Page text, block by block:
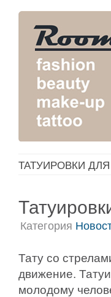
ТАТУИРОВКИ
Категория
Тату со
движение.
молодому